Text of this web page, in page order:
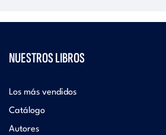
NUESTROS LIBROS
Los más vendidos
Catálogo
Autores